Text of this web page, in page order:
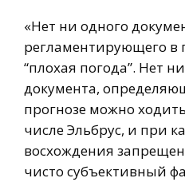
«Нет ни одного
регламентирующего в
“плохая погода”. Нет
документа,
прогнозе можно
числе Эльбрус, и при
восхождения
чисто субъективный